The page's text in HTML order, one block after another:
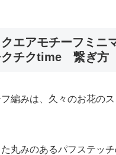
エアモチーフミニ
チクtime 繋ぎ方
編みは、久々のお花の
丸みのあるパフステッ